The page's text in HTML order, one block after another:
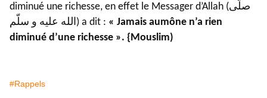
diminué une richesse, en effet le Messager d’Allah (صلّى
الله عليه و سلّم) a dit : « Jamais aumône n’a rien
diminué d’une richesse ». {Mouslim)
#Rappels